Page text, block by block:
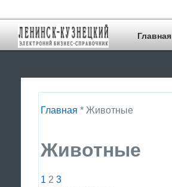
Главная
Главная * Животные
Животные
1 2 3